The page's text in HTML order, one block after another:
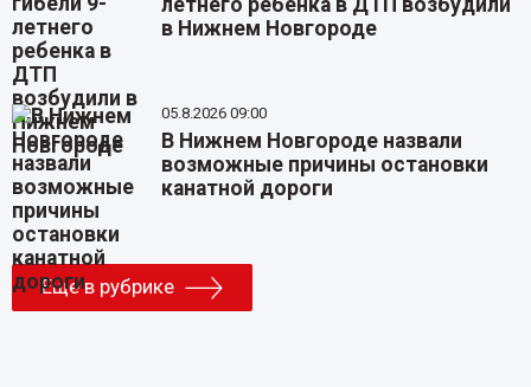
летнего ребенка в ДТП возбудили
в Нижнем Новгороде
05.8.2026 09:00
В Нижнем Новгороде назвали
возможные причины остановки
канатной дороги
Еще в рубрике